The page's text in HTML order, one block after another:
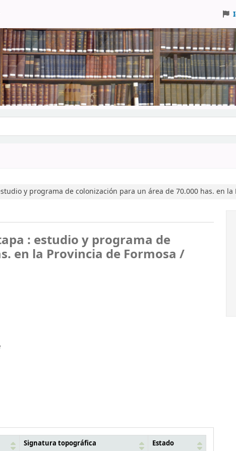
y programa de colonización para un área de 70.000 has. en la
: estudio y programa de
en la Provincia de Formosa /
Signatura topográfica Estado